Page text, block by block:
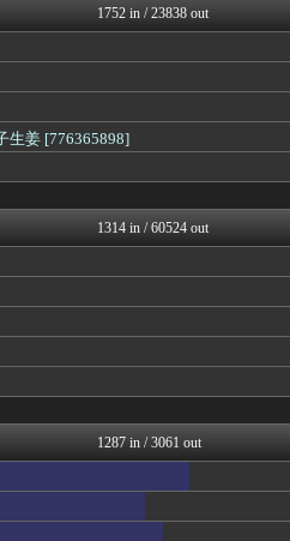
コノユビニュース｜みんなの...
ぶる速-VIP
不思議.net - 5ch...
Zチャンネル＠VIP
いたしん！
哲学ニュースnwk
VIPPER速報
1752 in / 23838 out
生姜 [776365898]
1314 in / 60524 out
1287 in / 3061 out